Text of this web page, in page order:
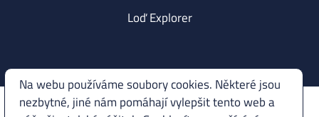
Loď Explorer
Na webu používáme soubory cookies. Některé jsou
nezbytné, jiné nám pomáhají vylepšit tento web a